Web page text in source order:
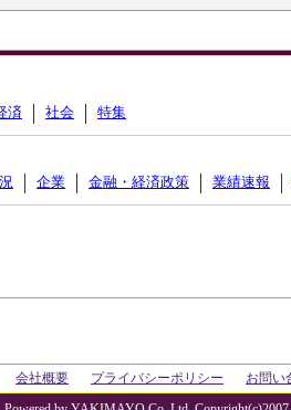
済 社会 特集
企業 金融・経済政策 業績速報
会社概要 プライバシーポリシー お問い